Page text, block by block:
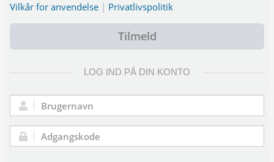
Vilkår for anvendelse | Privatlivspolitik
Tilmeld
LOG IND PÅ DIN KONTO
Brugernavn:
Adgangskode: